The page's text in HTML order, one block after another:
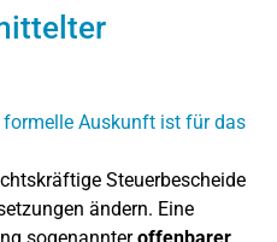
Steuerbescheide
ändern. Eine
sogenannteroffenbarer